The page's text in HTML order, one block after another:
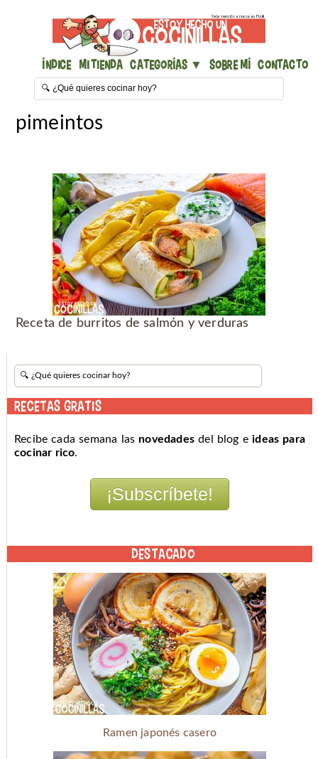
Índice Mi Tienda Categorías ▼ Sobre mí Contacto
pimeintos
Receta de burritos de salmón y verduras
RECETAS GRATIS
Recibe cada semana las novedades del blog eideas para
cocinar rico.
DESTACADO
Ramen japonés casero